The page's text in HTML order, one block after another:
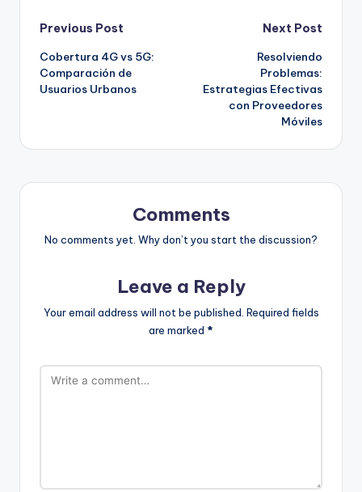
Post
navigation
Previous Post
Cobertura 4G vs 5G:
Comparación de
Usuarios Urbanos
Next Post
Resolviendo
Problemas:
Estrategias Efectivas
con Proveedores
Móviles
Comments
No comments yet. Why don’t you start the discussion?
Leave a Reply
Your email address will not be published. Required fields
are marked *